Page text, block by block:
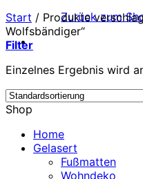
Zurück zum
Start / Produkte
Wolfsbändiger“
Filter
Einzelnes Ergebnis wird
Shop
Home
Gelasert
Fußmatten
Wohndeko